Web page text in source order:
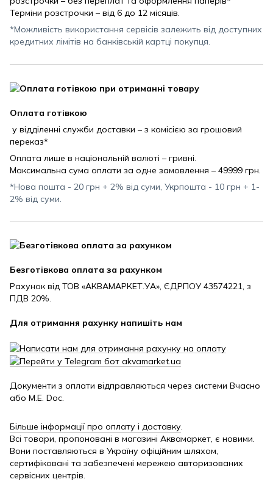
Терміни розстрочки – від 6 до 12 місяців.
*Можливість використання сервісів залежить від доступних
кредитних лімітів на банківській картці покупця.
Оплата готівкою
у відділенні служби доставки – з комісією за грошовий
переказ*
Оплата лише в національній валюті – гривні.
Максимальна сума оплати за одне замовлення – 49999 грн.
*Нова пошта - 20 грн + 2% від суми, Укрпошта - 10 грн + 1-
2% від суми.
Безготівкова оплата за рахунком
Рахунок від ТОВ «АКВАМАРКЕТ.УА», ЄДРПОУ 43574221, з
ПДВ 20%.
Для отримання рахунку напишіть нам
Документи з оплати відправляються через системи Вчасно
або M.E. Doc.
Більше інформації про оплату і доставку.
Всі товари, пропоновані в магазині Аквамаркет, є новими.
Вони поставляються в Україну офіційним шляхом,
сертифіковані та забезпечені мережею авторизованих
сервісних центрів.